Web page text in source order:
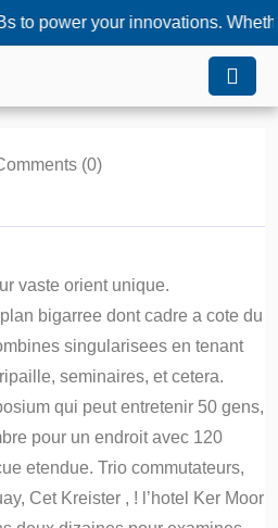
innovations. Whether you
(0)
vaste orient unique.
bigarree dont cadre a cote du
singularisees en tenant
seminaires, et cetera.
qui peut entretenir 50 gens,
pour un endroit avec 120
etendue. Trio commutateurs,
Cet Kreister , ! l’hotel Ker Moor